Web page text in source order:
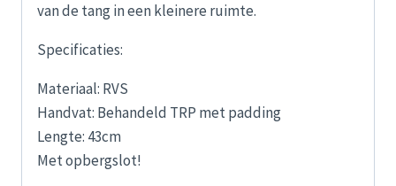
van de tang in een kleinere ruimte.
Specificaties:
Materiaal: RVS
Handvat: Behandeld TRP met padding
Lengte: 43cm
Met opbergslot!